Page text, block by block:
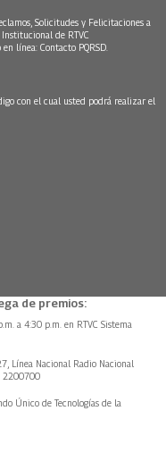
Solicitudes y Felicitaciones a
de RTVC
línea: Contacto PQRSD.
con el cual usted podrá realizar el
de premios:
a 4:30 p.m. en RTVC Sistema
Línea Nacional Radio Nacional
2200700
Único de Tecnologías de la